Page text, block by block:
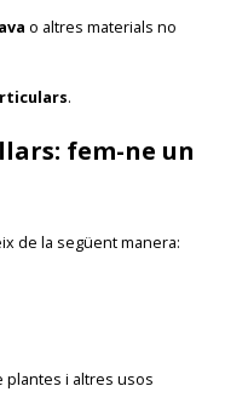
o altres materials no
.
fem-ne un
de la següent manera:
plantes i altres usos